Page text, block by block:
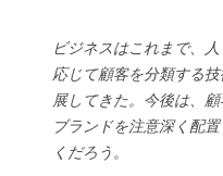
ビジネスはこれまで、
応じて顧客を分類する
展してきた。今後は、
ブランドを注意深く配
くだろう。